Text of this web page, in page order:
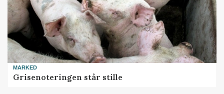
MARKED
Grisenoteringen står stille